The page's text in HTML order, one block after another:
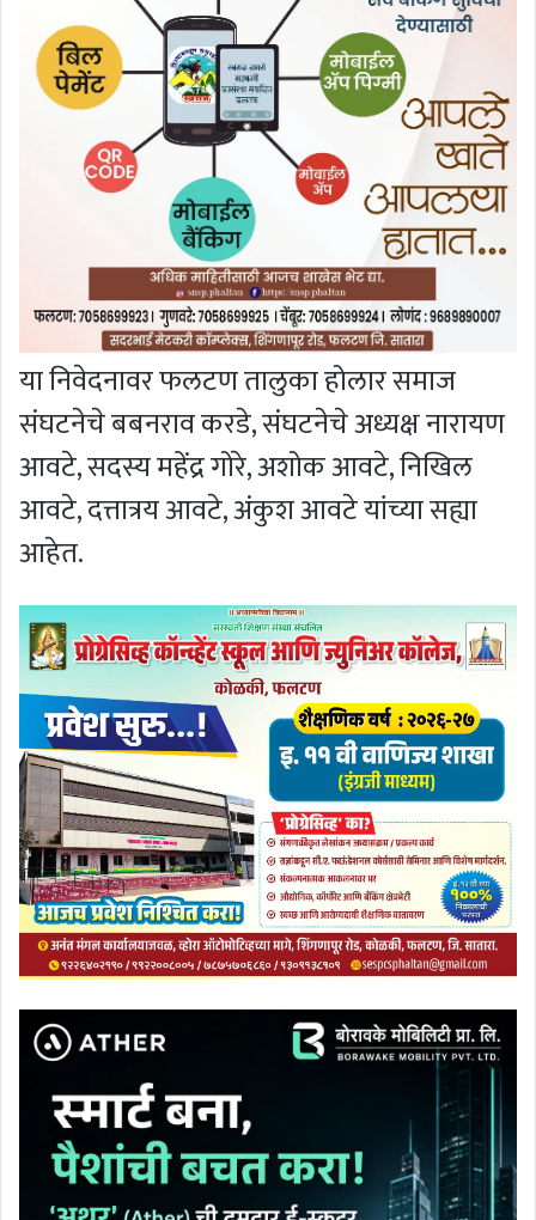
या निवेदनावर फलटण तालुका होलार समाज
संघटनेचे बबनराव करडे, संघटनेचे अध्यक्ष नारायण
आवटे, सदस्य महेंद्र गोरे, अशोक आवटे, निखिल
आवटे, दत्तात्रय आवटे, अंकुश आवटे यांच्या सह्या
आहेत.